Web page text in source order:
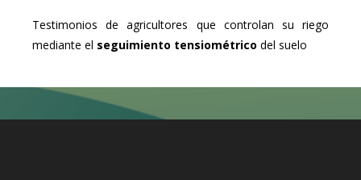
Testimonios de agricultores que controlan su riego
mediante el seguimiento tensiométrico del suelo